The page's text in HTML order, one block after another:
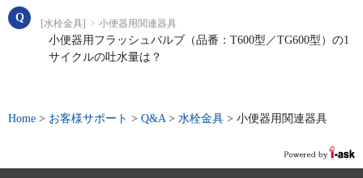
[水栓金具] 小便器用関連器具
小便器用フラッシュバルブ（品番：T600型／TG600型）の1
サイクルの吐水量は？
Home > お客様サポート > Q&A> 水栓金具 > 小便器用関連器具